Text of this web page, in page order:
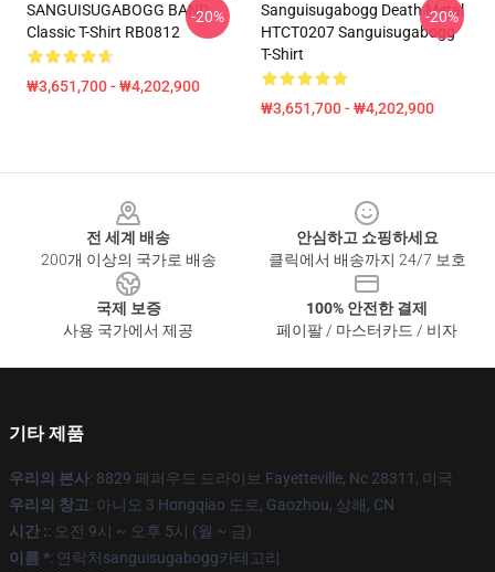
SANGUISUGABOGG BAND
Classic T-Shirt RB0812
₩3,651,700 - ₩4,202,900
-20%
Sanguisugabogg Death Metal
HTCT0207 Sanguisugabogg
T-Shirt
₩3,651,700 - ₩4,202,900
-20%
전 세계 배송
200개 이상의 국가로 배송
안심하고 쇼핑하세요
클릭에서 배송까지 24/7 보호
국제 보증
사용 국가에서 제공
100% 안전한 결제
페이팔 / 마스터카드 / 비자
기타 제품
우리의 본사: 8829 페퍼우드 드라이브 Fayetteville, Nc 28311, 미국
우리의 창고: 아니오 3 Hongqiao 도로, Gaozhou, 상해, CN
시간 :: 오전 9시 ~ 오후 5시 (월 ~ 금)
이름 *: 연락처sanguisugabogg카테고리